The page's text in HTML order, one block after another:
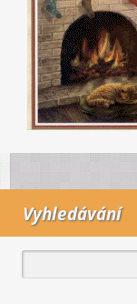
Vyhledávání